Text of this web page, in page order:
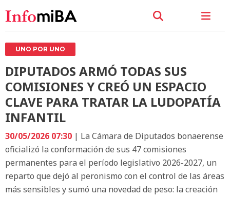
UNO POR UNO
DIPUTADOS ARMÓ TODAS SUS
COMISIONES Y CREÓ UN ESPACIO
CLAVE PARA TRATAR LA LUDOPATÍA
INFANTIL
30/05/2026 07:30 | La Cámara de Diputados bonaerense
oficializó la conformación de sus 47 comisiones
permanentes para el período legislativo 2026-2027, un
reparto que dejó al peronismo con el control de las áreas
más sensibles y sumó una novedad de peso: la creación